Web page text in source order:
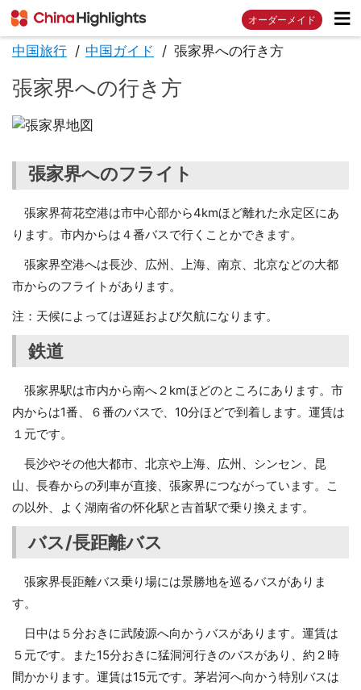
オーダーメイド
中国旅行 中国ガイド 張家界への行き方
張家界への行き方
張家界へのフライト
張家界荷花空港は市中心部から4kmほど離れた永定区にあ
ります。市内からは４番バスで行くことかできます。
張家界空港へは長沙、広州、上海、南京、北京などの大都
市からのフライトがあります。
注：天候によっては遅延および欠航になります。
鉄道
張家界駅は市内から南へ２kmほどのところにあります。市
内からは1番、６番のバスで、10分ほどで到着します。運賃は
１元です。
長沙やその他大都市、北京や上海、広州、シンセン、昆
山、長春からの列車が直接、張家界につながっています。こ
の以外、よく湖南省の怀化駅と吉首駅で乗り換えます。
バス/長距離バス
張家界長距離バス乗り場には景勝地を巡るバスがありま
す。
日中は５分おきに武陵源へ向かうバスがあります。運賃は
５元です。また15分おきに猛洞河行きのバスがあり、約２時
間かかります。運賃は15元です。茅岩河へ向かう特別バスは